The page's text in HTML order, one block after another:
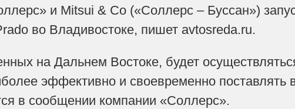
и Mitsui & Co («Соллерс – Буссан»)
во Владивостоке, пишет avtosreda.ru.
на Дальнем Востоке, будет
эффективно и своевременно поставлять
в сообщении компании «Соллерс».